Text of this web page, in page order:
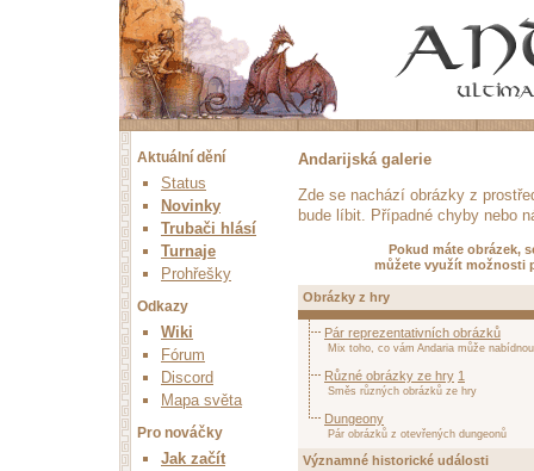
Aktuální dění
Status
Novinky
Trubači hlásí
Turnaje
Prohřešky
Odkazy
Wiki
Fórum
Discord
Mapa světa
Pro nováčky
Jak začít
Andarijská galerie
Zde se nachází obrázky z
bude líbit. Případné chyby nebo
Pokud máte obrázek,
můžete využít možnosti
Obrázky z hry
Pár reprezentativních obrázků
Mix toho, co vám Andaria může
Různé obrázky ze hry 1
Směs různých obrázků ze hry
Dungeony
Pár obrázků z otevřených dungeonů
Významné historické události